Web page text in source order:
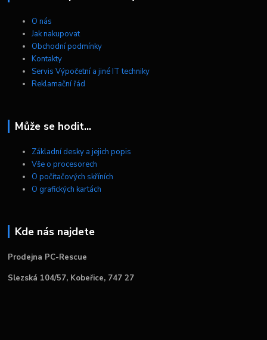
O nás
Jak nakupovat
Obchodní podmínky
Kontakty
Servis Výpočetní a jiné IT techniky
Reklamační řád
Může se hodit...
Základní desky a jejich popis
Vše o procesorech
O počítačových skříních
O grafických kartách
Kde nás najdete
Prodejna PC-Rescue
Slezská 104/57, Kobeřice, 747 27